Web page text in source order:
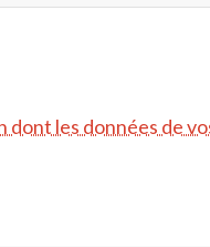
dont les données de